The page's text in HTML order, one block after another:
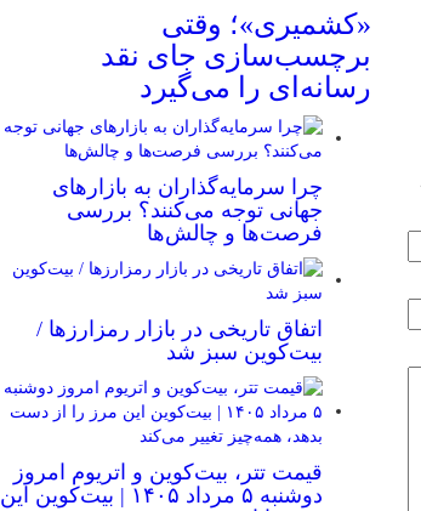
«کشمیری»؛ وقتی
برچسب‌سازی جای نقد
رسانه‌ای را می‌گیرد
چرا سرمایه‌گذاران به بازارهای
جهانی توجه می‌کنند؟ بررسی
فرصت‌ها و چالش‌ها
اتفاق تاریخی در بازار رمزارزها /
بیت‌کوین سبز شد
قیمت تتر، بیت‌کوین و اتریوم امروز
دوشنبه ۵ مرداد ۱۴۰۵ | بیت‌کوین این